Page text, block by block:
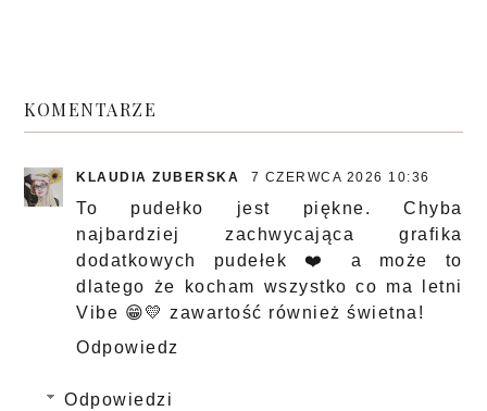
KOMENTARZE
KLAUDIA ZUBERSKA 7 CZERWCA 2026 10:36
To pudełko jest piękne. Chyba
najbardziej zachwycająca grafika
dodatkowych pudełek ❤️ a może to
dlatego że kocham wszystko co ma letni
Vibe 😁💛 zawartość również świetna!
Odpowiedz
Odpowiedzi